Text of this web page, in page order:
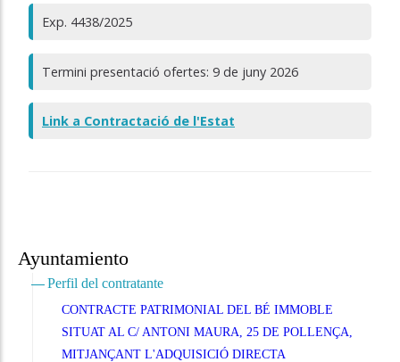
Ayuntamiento
Perfil del contratante
CONTRACTE PATRIMONIAL DEL BÉ IMMOBLE
SITUAT AL C/ ANTONI MAURA, 25 DE POLLENÇA,
MITJANÇANT L'ADQUISICIÓ DIRECTA
Exp. 4438/2025
Termini presentació ofertes: 9 de juny 2026
Link a Contractació de l'Estat